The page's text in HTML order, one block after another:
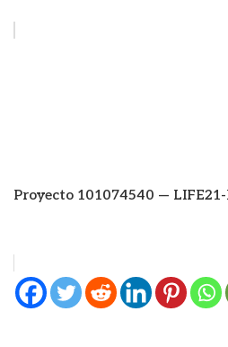
Proyecto 101074540 —